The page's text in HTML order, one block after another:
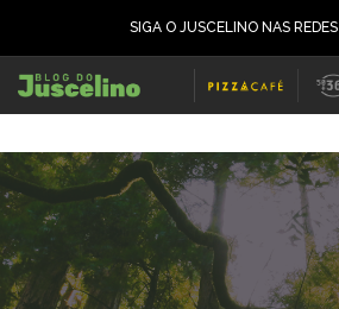
SIGA O JUSCELINO NAS REDES